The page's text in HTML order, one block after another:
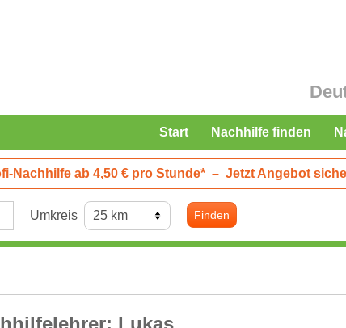
Start Nachhilfe finden
Nachhilfe ab 4,50 € pro Stunde* – Jetzt Angebot
Umkreis Finden
Lukas